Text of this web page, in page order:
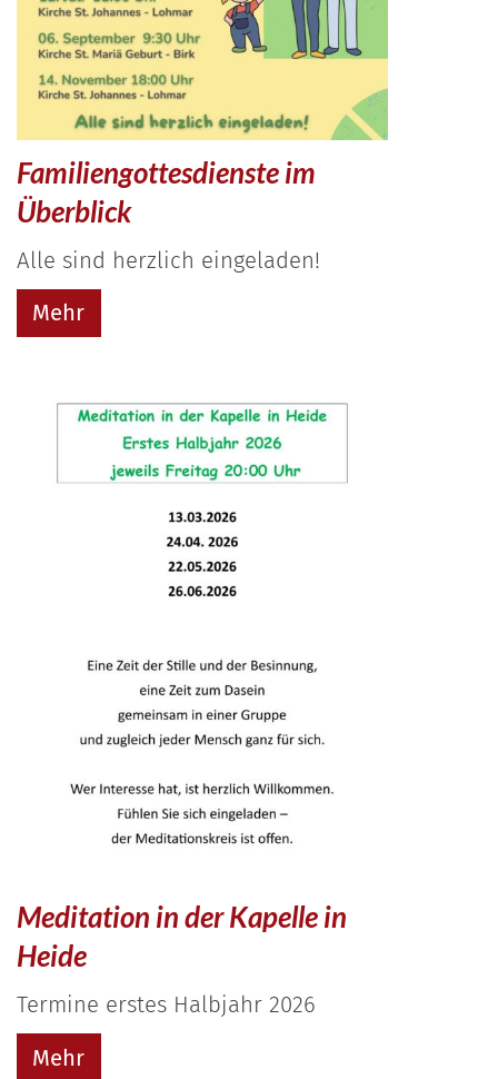
Familiengottesdienste im
Überblick
Alle sind herzlich eingeladen!
Mehr
Meditation in der Kapelle in
Heide
Termine erstes Halbjahr 2026
Mehr